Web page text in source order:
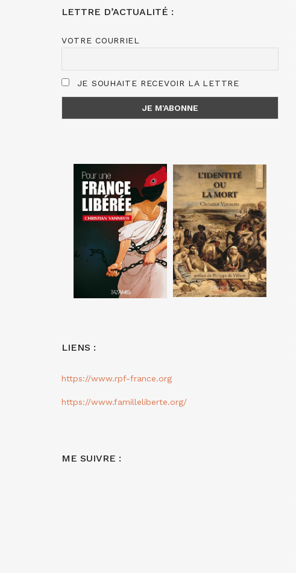
LETTRE D’ACTUALITÉ :
VOTRE COURRIEL
JE SOUHAITE RECEVOIR LA LETTRE
LIENS :
https://www.rpf-france.org
https://www.familleliberte.org/
ME SUIVRE :